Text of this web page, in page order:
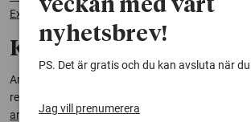
Exploration of Oil Varnish Paints and Painting
Kontakt:
Arja Källbom, metallurg, byggnadsantikvarie och
restaureringsmålare, Hantverkslaboratoriet,
arja.kallbom@conservation.gu.se
veckan med vårt
nyhetsbrev!
PS. Det är gratis och du kan avsluta när
Jag vill prenumerera